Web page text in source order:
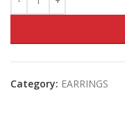
Category: EARRINGS